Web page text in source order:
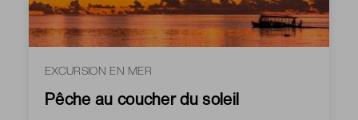
EXCURSION EN MER
Pêche au coucher du soleil